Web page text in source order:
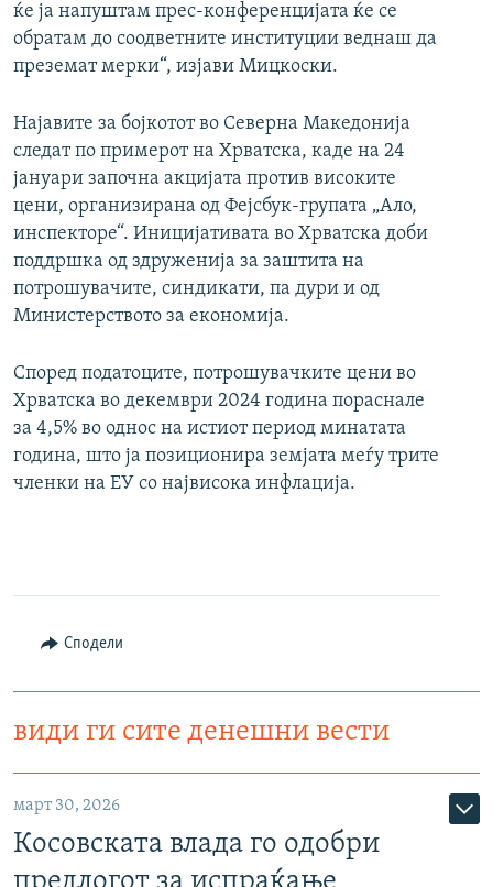
ќе ја напуштам прес-конференцијата ќе се
обратам до соодветните институции веднаш да
преземат мерки“, изјави Мицкоски.
Најавите за бојкотот во Северна Македонија
следат по примерот на Хрватска, каде на 24
јануари започна акцијата против високите
цени, организирана од Фејсбук-групата „Ало,
инспекторе“. Иницијативата во Хрватска доби
поддршка од здруженија за заштита на
потрошувачите, синдикати, па дури и од
Министерството за економија.
Според податоците, потрошувачките цени во
Хрватска во декември 2024 година пораснале
за 4,5% во однос на истиот период минатата
година, што ја позиционира земјата меѓу трите
членки на ЕУ со највисока инфлација.
Сподели
види ги сите денешни вести
март 30, 2026
Косовската влада го одобри